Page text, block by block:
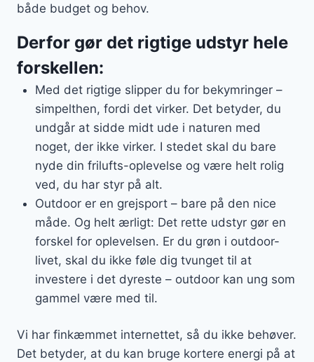
både budget og behov.
Derfor gør det rigtige udstyr hele
forskellen:
Med det rigtige slipper du for bekymringer –
simpelthen, fordi det virker. Det betyder, du
undgår at sidde midt ude i naturen med
noget, der ikke virker. I stedet skal du bare
nyde din frilufts-oplevelse og være helt rolig
ved, du har styr på alt.
Outdoor er en grejsport – bare på den nice
måde. Og helt ærligt: Det rette udstyr gør en
forskel for oplevelsen. Er du grøn i outdoor-
livet, skal du ikke føle dig tvunget til at
investere i det dyreste – outdoor kan ung som
gammel være med til.
Vi har finkæmmet internettet, så du ikke behøver.
Det betyder, at du kan bruge kortere energi på at